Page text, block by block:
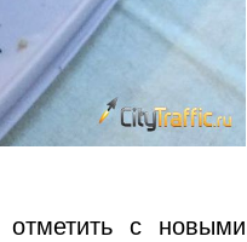
отметить с новыми